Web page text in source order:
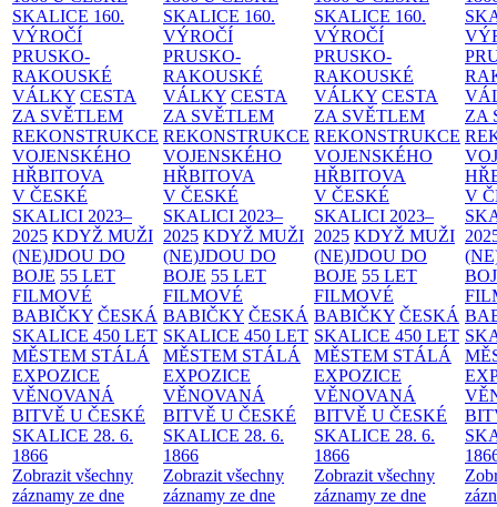
SKALICE 160.
VÝROČÍ
PRUSKO-
RAKOUSKÉ
VÁLKY CESTA
ZA SVĚTLEM
REKONSTRUKCE
VOJENSKÉHO
HŘBITOVA
V ČESKÉ
SKALICI 2023–
2025 KDYŽ MUŽI
(NE)JDOU DO
BOJE 55 LET
FILMOVÉ
BABIČKY ČESKÁ
SKALICE 450 LET
MĚSTEM STÁLÁ
EXPOZICE
VĚNOVANÁ
BITVĚ U ČESKÉ
SKALICE 28. 6.
1866
Zobrazit všechny
záznamy ze dne
SKALICE 160.
VÝROČÍ
PRUSKO-
RAKOUSKÉ
VÁLKY CESTA
ZA SVĚTLEM
REKONSTRUKCE
VOJENSKÉHO
HŘBITOVA
V ČESKÉ
SKALICI 2023–
2025 KDYŽ MUŽI
(NE)JDOU DO
BOJE 55 LET
FILMOVÉ
BABIČKY ČESKÁ
SKALICE 450 LET
MĚSTEM STÁLÁ
EXPOZICE
VĚNOVANÁ
BITVĚ U ČESKÉ
SKALICE 28. 6.
1866
Zobrazit všechny
záznamy ze dne
SKALICE 160.
VÝROČÍ
PRUSKO-
RAKOUSKÉ
VÁLKY CESTA
ZA SVĚTLEM
REKONSTRUKCE
VOJENSKÉHO
HŘBITOVA
V ČESKÉ
SKALICI 2023–
2025 KDYŽ MUŽI
(NE)JDOU DO
BOJE 55 LET
FILMOVÉ
BABIČKY ČESKÁ
SKALICE 450 LET
MĚSTEM STÁLÁ
EXPOZICE
VĚNOVANÁ
BITVĚ U ČESKÉ
SKALICE 28. 6.
1866
Zobrazit všechny
záznamy ze dne
ZA
V